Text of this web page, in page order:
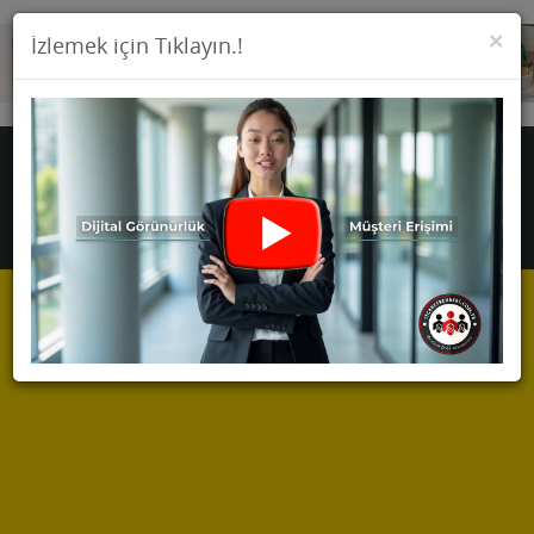
×
İzlemek için Tıklayın.!